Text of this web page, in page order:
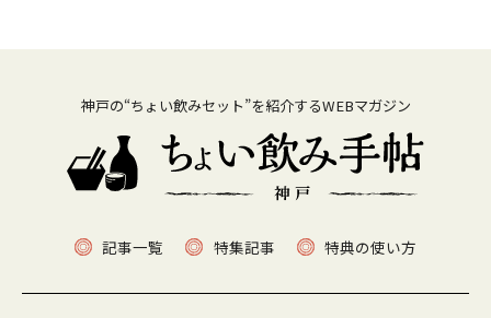
神戸の“ちょい飲みセット”を紹介するWEBマガジン
記事一覧 特集記事 特典の使い方